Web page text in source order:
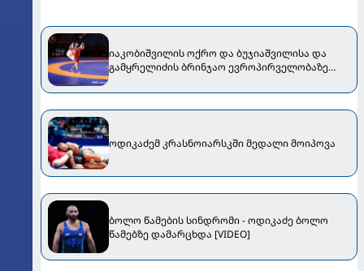
იაკობიშვილის ოქრო და ბუჯიაშვილისა და
გამყრელიძის ბრინჯაო ევროპირველობაზე
ოდიკაძემ კრასნოიარსკში მედალი მოიპოვა
ბოლო წამების სინდრომი - ოდიკაძე ბოლო
წამებზე დამარცხდა [VIDEO]